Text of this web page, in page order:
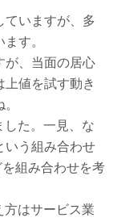
いますが、多
す。
、当面の居心
値を試す動き
た。一見、な
いう組み合わせ
組み合わせを考
はサービス業